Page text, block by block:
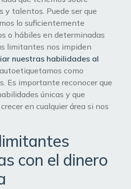
y talentos. Puede ser que
lo suficientemente
o hábiles en determinadas
limitantes nos impiden
nuestras habilidades al
como
Es importante reconocer que
únicas y que
en cualquier área si nos
con el dinero